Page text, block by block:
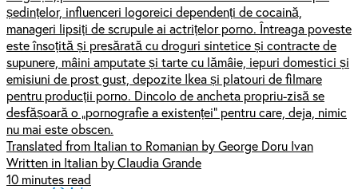
ședințelor, influenceri logoreici dependenți de cocaină,
manageri lipsiți de scrupule ai actrițelor porno. Întreaga poveste
este însoțită și presărată cu droguri sintetice și contracte de
supunere, mâini amputate și tarte cu lămâie, iepuri domestici și
emisiuni de prost gust, depozite Ikea și platouri de filmare
pentru producții porno. Dincolo de ancheta propriu-zisă se
desfășoară o „pornografie a existenței” pentru care, deja, nimic
nu mai este obscen.
Translated from Italian to Romanian by George Doru Ivan
Written in Italian by Claudia Grande
10 minutes read